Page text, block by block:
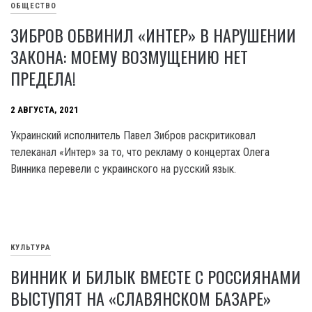
ОБЩЕСТВО
ЗИБРОВ ОБВИНИЛ «ИНТЕР» В НАРУШЕНИИ
ЗАКОНА: МОЕМУ ВОЗМУЩЕНИЮ НЕТ
ПРЕДЕЛА!
2 АВГУСТА, 2021
Украинский исполнитель Павел Зибров раскритиковал
телеканал «Интер» за то, что рекламу о концертах Олега
Винника перевели с украинского на русский язык.
КУЛЬТУРА
ВИННИК И БИЛЫК ВМЕСТЕ С РОССИЯНАМИ
ВЫСТУПЯТ НА «СЛАВЯНСКОМ БАЗАРЕ»